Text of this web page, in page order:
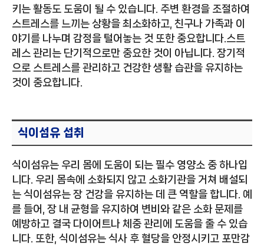
키는 활동도 도움이 될 수 있습니다. 주변 환경을 조절하여
스트레스를 느끼는 상황을 최소화하고, 친구나 가족과 이
야기를 나누며 감정을 털어놓는 것 또한 중요합니다.스트
레스 관리는 단기적으로만 중요한 것이 아닙니다. 장기적
으로 스트레스를 관리하고 건강한 생활 습관을 유지하는
것이 중요합니다.
식이섬유 섭취
식이섬유는 우리 몸에 도움이 되는 필수 영양소 중 하나입
니다. 우리 몸속에 소화되지 않고 소화기관을 거쳐 배설되
는 식이섬유는 장 건강을 유지하는 데 큰 역할을 합니다. 예
를 들어, 장 내 균형을 유지하여 변비와 같은 소화 문제를
예방하고 결국 다이어트나 체중 관리에 도움을 줄 수 있습
니다. 또한, 식이섬유는 식사 후 혈당을 안정시키고 포만감